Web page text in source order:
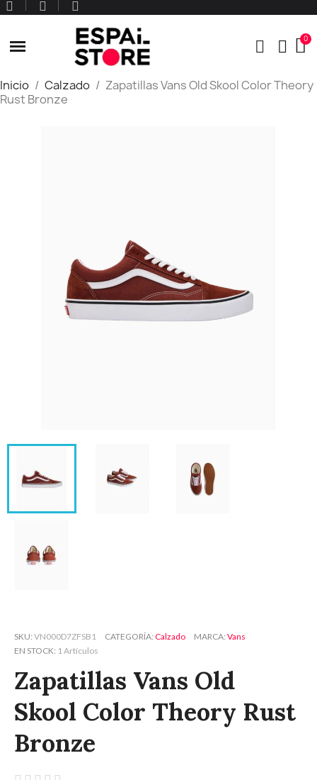
Inicio Calzado
Zapatillas Vans Old Skool Color Theory
Rust Bronze
SKU VN000D7ZFSB1 CATEGORÍA Calzado MARCA Vans
EN STOCK 1 Artículos
Zapatillas Vans Old
Skool Color Theory Rust
Bronze